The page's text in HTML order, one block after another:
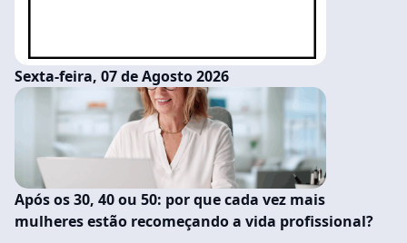
Sexta-feira, 07 de Agosto 2026
Após os 30, 40 ou 50: por que cada vez mais
mulheres estão recomeçando a vida profissional?